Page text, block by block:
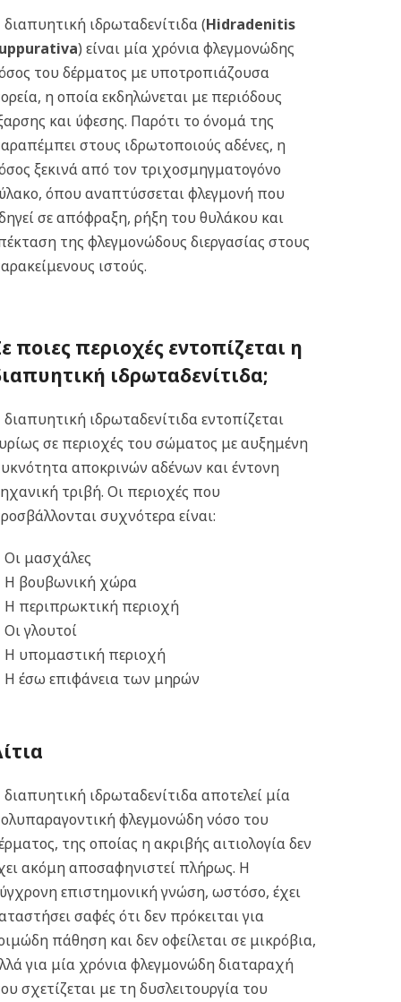
ιδρωταδενίτιδα (Hidradenitis
) είναι μία χρόνια φλεγμονώδης
του δέρματος με υποτροπιάζουσα
η οποία εκδηλώνεται με περιόδους
και ύφεσης. Παρότι το όνομά της
στους ιδρωτοποιούς αδένες, η
ξεκινά από τον τριχοσμηγματογόνο
όπου αναπτύσσεται φλεγμονή που
σε απόφραξη, ρήξη του θυλάκου και
της φλεγμονώδους διεργασίας στους
ιστούς.
ποιες περιοχές εντοπίζεται η
ιαπυητική ιδρωταδενίτιδα;
ιδρωταδενίτιδα εντοπίζεται
σε περιοχές του σώματος με αυξημένη
αποκρινών αδένων και έντονη
τριβή. Οι περιοχές που
συχνότερα είναι:
Οι μασχάλες
Η βουβωνική χώρα
Η περιπρωκτική περιοχή
Οι γλουτοί
Η υπομαστική περιοχή
Η έσω επιφάνεια των μηρών
ιδρωταδενίτιδα αποτελεί μία
φλεγμονώδη νόσο του
της οποίας η ακριβής αιτιολογία δεν
ακόμη αποσαφηνιστεί πλήρως. Η
επιστημονική γνώση, ωστόσο, έχει
σαφές ότι δεν πρόκειται για
πάθηση και δεν οφείλεται σε μικρόβια,
για μία χρόνια φλεγμονώδη διαταραχή
σχετίζεται με τη δυσλειτουργία του